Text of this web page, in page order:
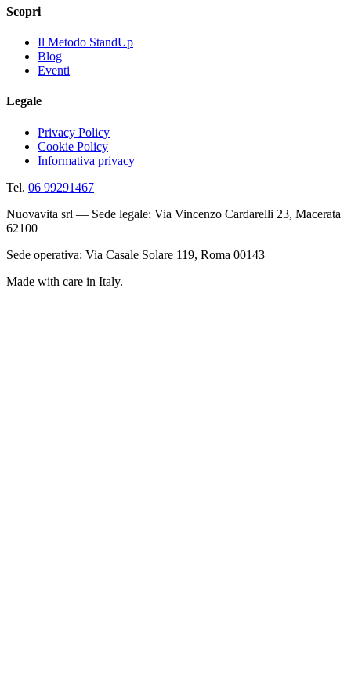
Scopri
Il Metodo StandUp
Blog
Eventi
Legale
Privacy Policy
Cookie Policy
Informativa privacy
Tel. 06 99291467
Nuovavita srl — Sede legale: Via Vincenzo Cardarelli 23, Macerata
62100
Sede operativa: Via Casale Solare 119, Roma 00143
Made with care in Italy.